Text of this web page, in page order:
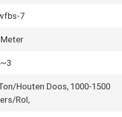
7
Houten Doos, 1000-1500
Rol,